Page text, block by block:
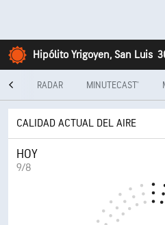
Hipólito Yrigoyen, San Luis
RADAR MINUTECAST®
CALIDAD ACTUAL DEL AIRE
HOY
9/8